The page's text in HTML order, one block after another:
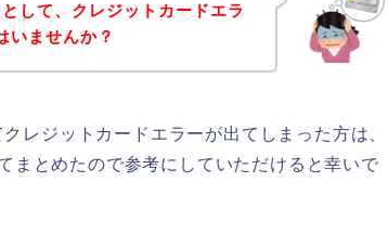
して、クレジットカードエラ
いませんか？
レジットカードエラーが出てしまった方は、
まとめたので参考にしていただけると幸いで